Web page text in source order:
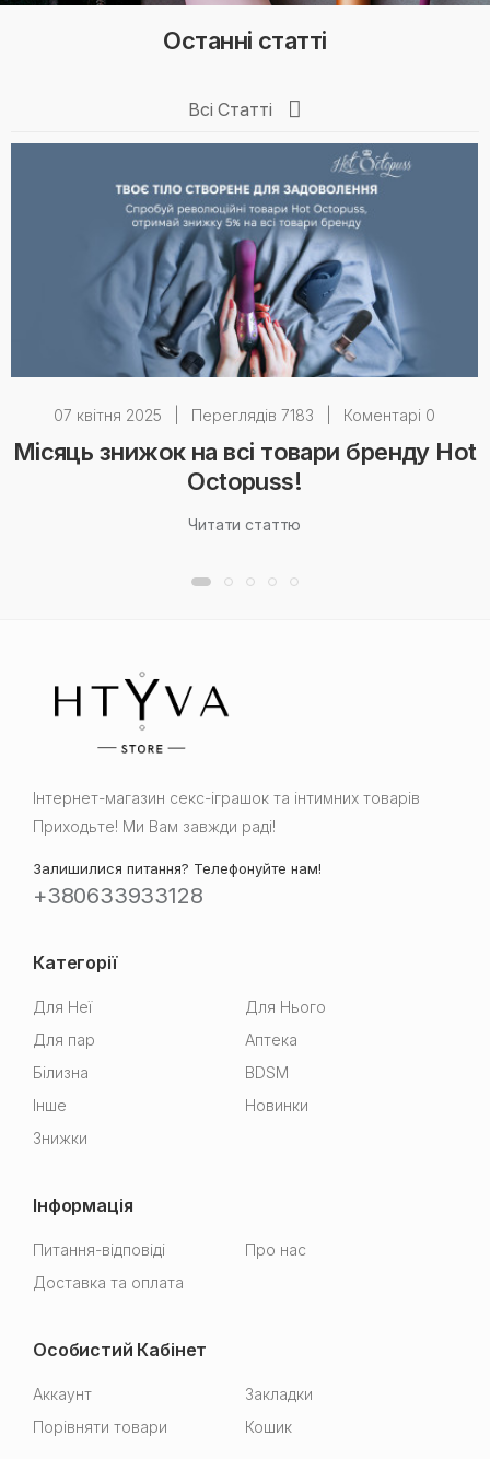
Останні статті
Всі Статті
07 квітня 2025 Переглядів 7183 Коментарі 0
Місяць знижок на всі товари бренду Hot
Octopuss!
Читати статтю
Інтернет-магазин cекс-іграшок та інтимних товарів
Приходьте! Ми Вам завжди раді!
Залишилися питання? Телефонуйте нам!
+380633933128
Категорії
Для Неї
Для Нього
Для пар
Аптека
Білизна
BDSM
Інше
Новинки
Знижки
Інформація
Питання-відповіді
Про нас
Доставка та оплата
Особистий Кабінет
Аккаунт
Закладки
Порівняти товари
Кошик